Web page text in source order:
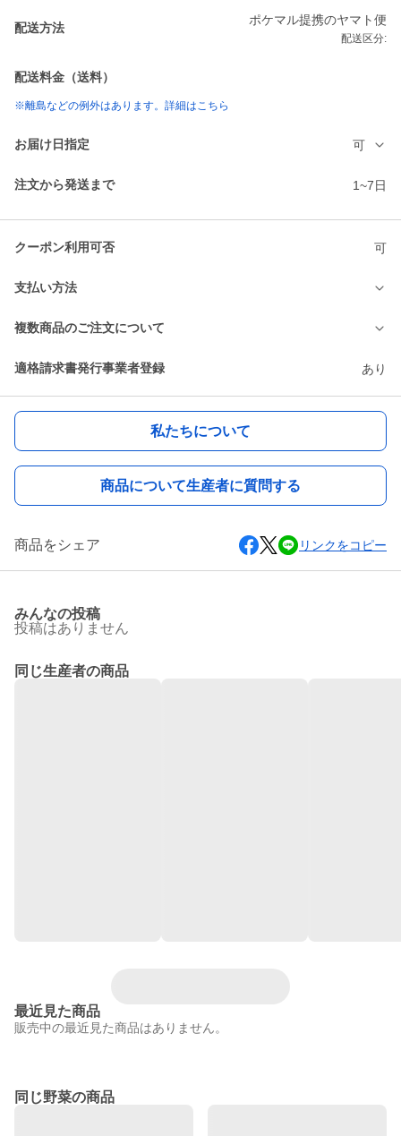
配送方法
ポケマル提携のヤマト便
配送区分:
配送料金（送料）
※離島などの例外はあります。詳細はこちら
お届け日指定 可
注文から発送まで 1~7日
クーポン利用可否 可
支払い方法
複数商品のご注文について
適格請求書発行事業者登録 あり
私たちについて
商品について生産者に質問する
商品をシェア リンクをコピー
みんなの投稿
投稿はありません
同じ生産者の商品
最近見た商品
販売中の最近見た商品はありません。
同じ野菜の商品